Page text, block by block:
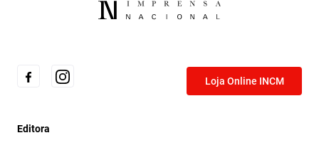
Loja Online INCM
Editora